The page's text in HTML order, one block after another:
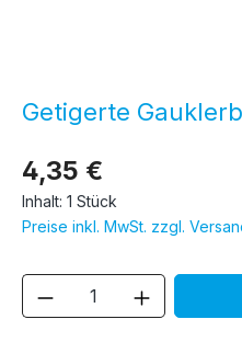
Getigerte
4,35 €
Inhalt: 1 Stück
Preise inkl. MwSt. zzgl.
Produkt Anzahl: